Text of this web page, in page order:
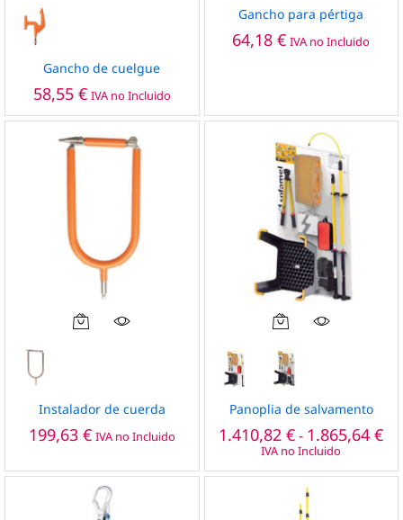
variantes.
Las
se
pueden
elegir
página
producto
Gancho de cuelgue
58,55 € IVA no Incluido
Gancho para pértiga
64,18€ IVA no Incluido
Este
variantes.
Las
se
pueden
elegir
Instalador de cuerda
199,63 € IVA no Incluido
Este
variantes.
Las
opciones
se
pueden
elegir
Panoplia de salvamento
1.410,82€- 1.865,64€
de
IVA no Incluido